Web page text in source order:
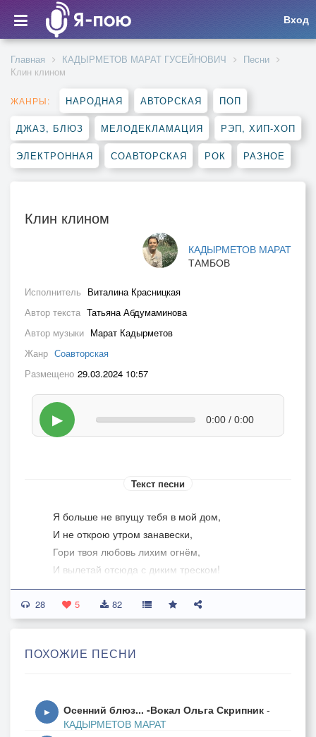
Вход
Главная КАДЫРМЕТОВ МАРАТ ГУСЕЙНОВИЧ
Песни
Клин клином
ЖАНРЫ: НАРОДНАЯ АВТОРСКАЯ ПОП
ДЖАЗ, БЛЮЗ МЕЛОДЕКЛАМАЦИЯ РЭП, ХИП-ХОП
ЭЛЕКТРОННАЯ СОАВТОРСКАЯ РОК РАЗНОЕ
Клин клином
КАДЫРМЕТОВ МАРАТ
ТАМБОВ
Исполнитель Виталина Красницкая
Автор текста Татьяна Абдумаминова
Автор музыки Марат Кадырметов
Жанр Соавторская
Размещено 29.03.2024 10:57
▶ 0:00 / 0:00
Текст песни
Я больше не впущу тебя в мой дом,
И не открою утром занавески,
Гори твоя любовь лихим огнём,
И вылетай отсюда с диким треском!
Сердечной боли хватит уж с меня,
Клин клином, говорят все, вышибают,
Которая страдать лишь заставляет!
Цветы души по полю раскидаю,
И сразу счастьем новым облачусь,
28 5 82
ПОХОЖИЕ ПЕСНИ
▶ Осенний блюз... -Вокал Ольга Скрипник -
КАДЫРМЕТОВ МАРАТ